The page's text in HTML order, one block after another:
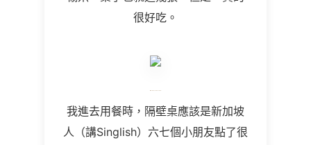
很好吃。
我進去用餐時，隔壁桌應該是新加坡
人（講Singlish）六七個小朋友點了很